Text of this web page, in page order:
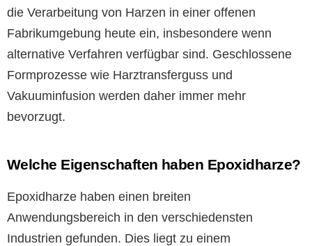
die Verarbeitung von Harzen in einer offenen
Fabrikumgebung heute ein, insbesondere wenn
alternative Verfahren verfügbar sind. Geschlossene
Formprozesse wie Harztransferguss und
Vakuuminfusion werden daher immer mehr
bevorzugt.
Welche Eigenschaften haben Epoxidharze?
Epoxidharze haben einen breiten
Anwendungsbereich in den verschiedensten
Industrien gefunden. Dies liegt zu einem